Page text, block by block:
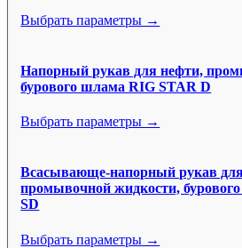
Выбрать параметры →
Напорный рукав для нефти,
бурового шлама RIG STAR D
Выбрать параметры →
Всасывающе-напорный рукав
промывочной жидкости,
SD
Выбрать параметры →